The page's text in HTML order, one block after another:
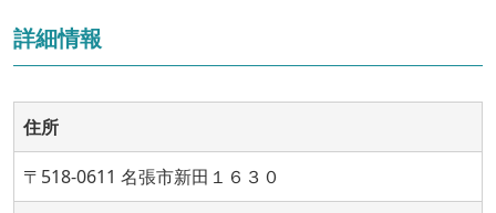
詳細情報
住所
〒518-0611 名張市新田１６３０